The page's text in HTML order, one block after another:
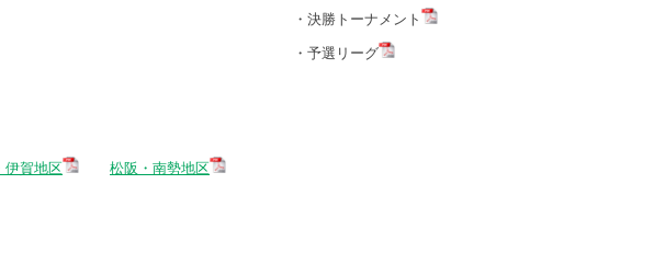
伊賀地区 松阪・南勢地区
・決勝トーナメント
・予選リーグ